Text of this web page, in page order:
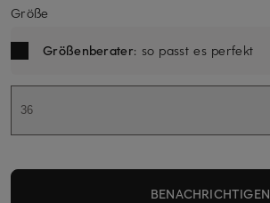
Größe
Größenberater: so passt es perfekt
36
BENACHRICHTIGEN